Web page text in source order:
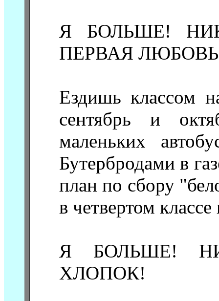
Я БОЛЬШЕ!
ПЕРВАЯ
Ездишь классом
сентябрь и
маленьких
Бутербродами в
план по сбору
в четвертом
Я БОЛЬШЕ!
ХЛОПОК!